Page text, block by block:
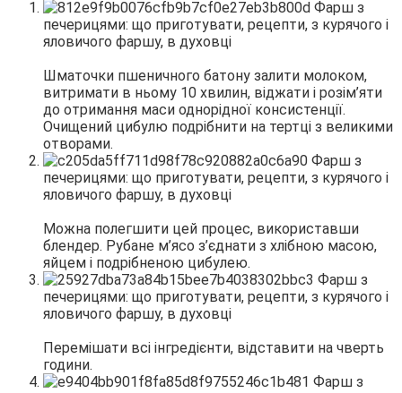
Шматочки пшеничного батону залити молоком,
витримати в ньому 10 хвилин, віджати і розім’яти
до отримання маси однорідної консистенції.
Очищений цибулю подрібнити на тертці з великими
отворами.
Можна полегшити цей процес, використавши
блендер. Рубане м’ясо з’єднати з хлібною масою,
яйцем і подрібненою цибулею.
Перемішати всі інгредієнти, відставити на чверть
години.